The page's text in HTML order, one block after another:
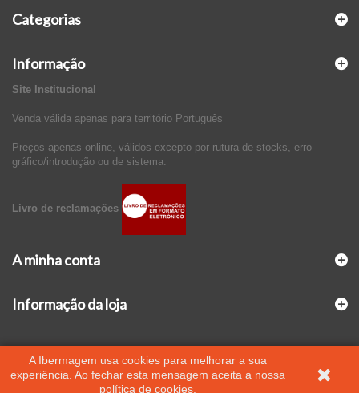
Categorias
Informação
Site Institucional
Venda válida apenas para território Português
Preços apenas online, válidos excepto por rutura de stocks, erro
gráfico/introdução ou de sistema.
Livro de reclamações
A minha conta
Informação da loja
A Ibermagem usa cookies para melhorar a sua
experiência. Ao fechar esta mensagem aceita a nossa
política de cookies.